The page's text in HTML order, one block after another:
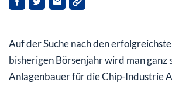
Auf der Suche nach den
bisherigen Börsenjahr wird man ganz
Anlagenbauer für die Chip-Industrie